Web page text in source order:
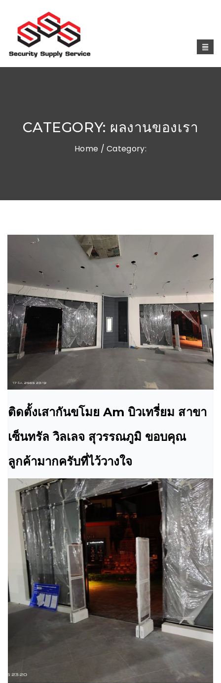
CATEGORY: ผลงานของเรา
Home / Category:
ติดตั้งเสากันขโมย Am บิวเทรี่ยม สาขา
เซ็นทรัล วิลเลจ สุวรรณภูมิ ขอบคุณ
ลูกค้ามากครับที่ไว้วางใจ